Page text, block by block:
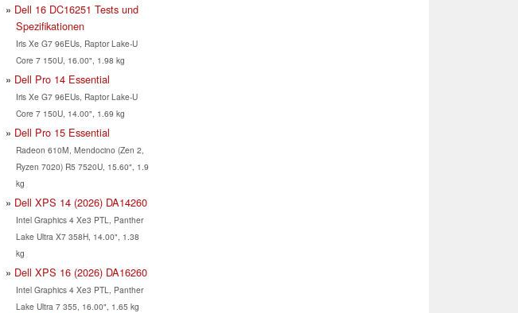
Dell 16 DC16251 Tests und
Spezifikationen
Iris Xe G7 96EUs, Raptor Lake-U
Core 7 150U, 16.00", 1.98 kg
Dell Pro 14 Essential
Iris Xe G7 96EUs, Raptor Lake-U
Core 7 150U, 14.00", 1.69 kg
Dell Pro 15 Essential
Radeon 610M, Mendocino (Zen 2,
Ryzen 7020) R5 7520U, 15.60", 1.9
kg
Dell XPS 14 (2026) DA14260
Intel Graphics 4 Xe3 PTL, Panther
Lake Ultra X7 358H, 14.00", 1.38
kg
Dell XPS 16 (2026) DA16260
Intel Graphics 4 Xe3 PTL, Panther
Lake Ultra 7 355, 16.00", 1.65 kg